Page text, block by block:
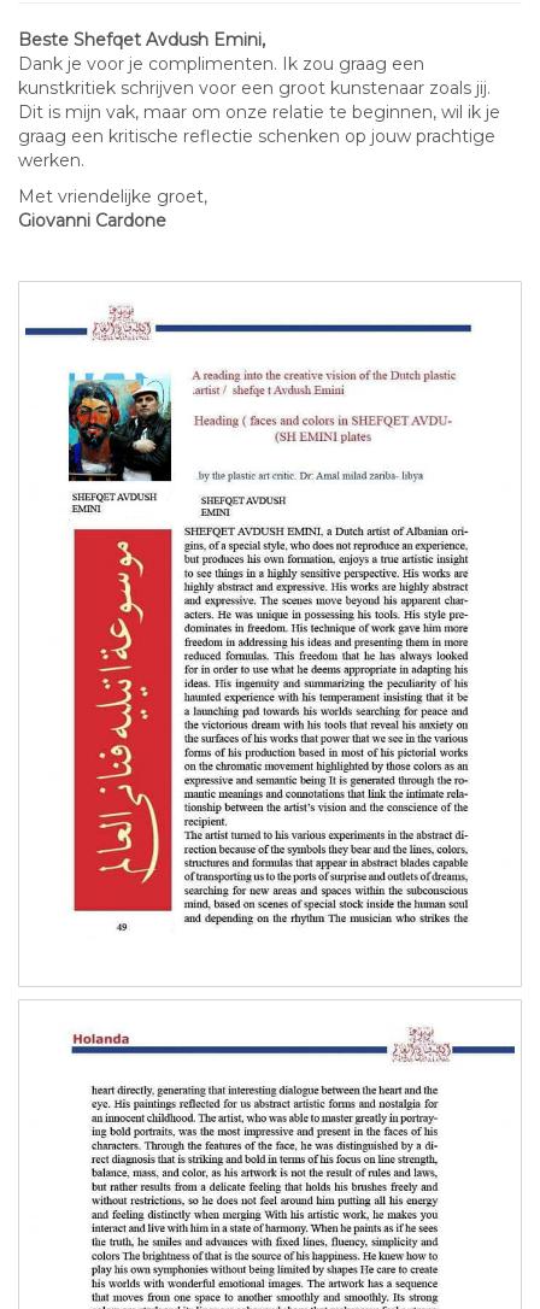
Beste Shefqet Avdush Emini,
Dank je voor je complimenten. Ik zou graag een
kunstkritiek schrijven voor een groot kunstenaar zoals jij.
Dit is mijn vak, maar om onze relatie te beginnen, wil ik je
graag een kritische reflectie schenken op jouw prachtige
werken.
Met vriendelijke groet,
Giovanni Cardone